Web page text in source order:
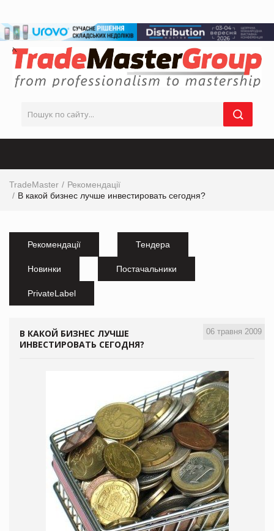
TradeMaster
Рекомендації
В какой бизнес лучше инвестировать сегодня?
Рекомендації Тендера
Новинки Постачальники
PrivateLabel
06 травня 2009
В КАКОЙ БИЗНЕС ЛУЧШЕ
ИНВЕСТИРОВАТЬ СЕГОДНЯ?